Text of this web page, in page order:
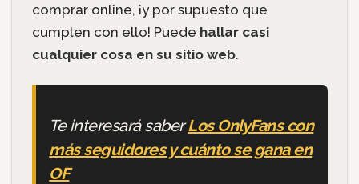
comprar online, ¡y por supuesto que
cumplen con ello! Puede hallar casi
cualquier cosa en su sitio web.
Te interesará saberLos OnlyFans con
más seguidores y cuánto se gana en
OF